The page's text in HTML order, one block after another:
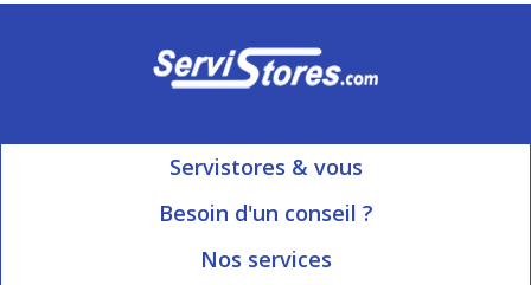
Servistores & vous
Mon compte
Besoin d'un conseil ?
Ouvert du Lundi au Vendredi
Nos services